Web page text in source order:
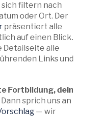
filtern nach
oder Ort. Der
präsentiert alle
auf einen Blick.
Detailseite alle
Links und
Fortbildung, dein
Dann sprich uns an
— wir